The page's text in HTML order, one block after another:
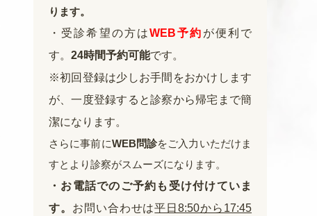
ります。
・受診希望の方はWEB予約 が便利で
す。 24時間予約可能です。
※初回登録は少しお手間をおかけします
が、一度登録すると診察から帰宅まで簡
潔になります。
さらに事前にWEB問診をご入力いただけま
すとより診察がスムーズになります。
・お電話でのご予約も受け付けていま
す。 お問い合わせは平日8:50から17:45